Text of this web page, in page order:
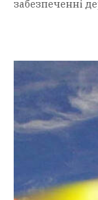
забезпеченні